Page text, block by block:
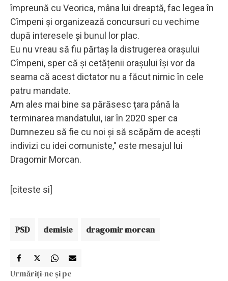
împreună cu Veorica, mâna lui dreaptă, fac legea în
Cîmpeni și organizează concursuri cu vechime
după interesele și bunul lor plac.
Eu nu vreau să fiu părtaș la distrugerea orașului
Cîmpeni, sper că și cetățenii orașului își vor da
seama că acest dictator nu a făcut nimic în cele
patru mandate.
Am ales mai bine sa părăsesc țara până la
terminarea mandatului, iar în 2020 sper ca
Dumnezeu să fie cu noi și să scăpăm de acești
indivizi cu idei comuniste," este mesajul lui
Dragomir Morcan.
[citeste si]
PSD demisie dragomir morcan
Urmăriți-ne și pe